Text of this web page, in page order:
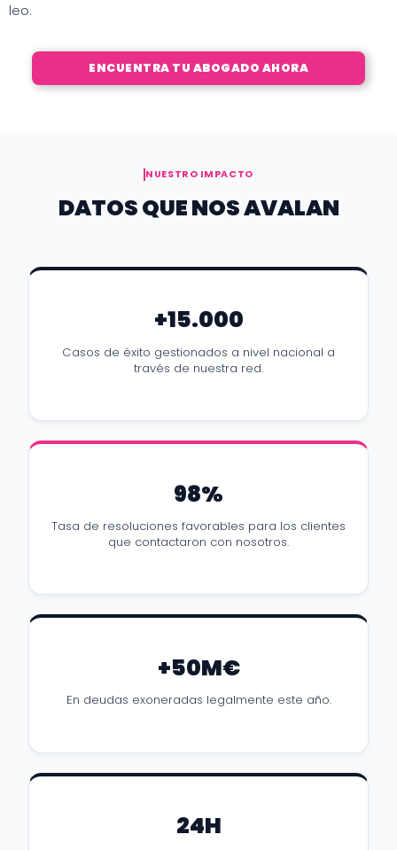
leo.
ENCUENTRA TU ABOGADO AHORA
NUESTRO IMPACTO
DATOS QUE NOS AVALAN
+15.000
Casos de éxito gestionados a nivel nacional a
través de nuestra red.
98%
Tasa de resoluciones favorables para los clientes
que contactaron con nosotros.
+50M€
En deudas exoneradas legalmente este año.
24H